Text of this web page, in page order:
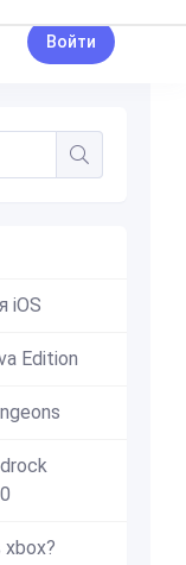
Войти
iOS
Edition
xbox?